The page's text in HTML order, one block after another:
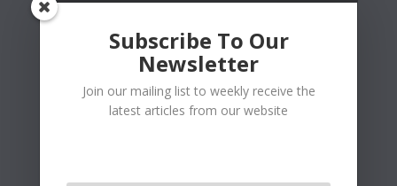
Subscribe To Our
Newsletter
Join our mailing list to weekly receive the
latest articles from our website